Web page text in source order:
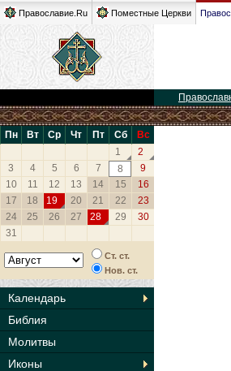
Православие.Ru Поместные Церкви
Пн Вт Ср Чт Пт Сб
Вс
1
2
3
4 5 6 7 8
9
10
11 12 13 14 15
16
17
18 19 20 21 22
23
24
25 26 27 28 29
30
31
Ст. ст.
Нов. ст.
Календарь
Библия
Молитвы
Иконы